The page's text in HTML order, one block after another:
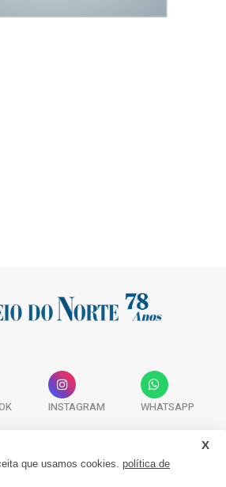
INSTAGRAM WHATSAPP
Fale Conosco Quem Somos
que usamos cookies. política de